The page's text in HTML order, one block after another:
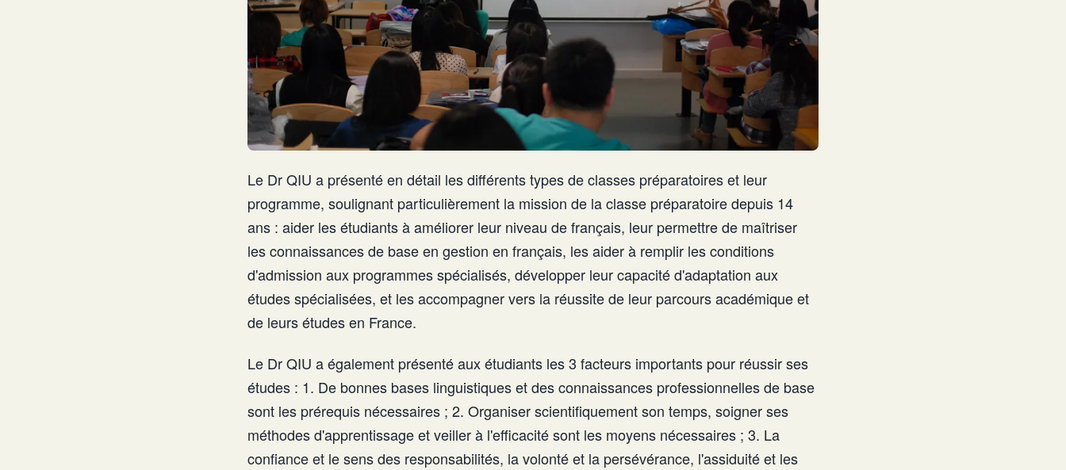
Le Dr QIU a présenté en détail les différents types de classes préparatoires et leur
programme, soulignant particulièrement la mission de la classe préparatoire depuis 14
ans : aider les étudiants à améliorer leur niveau de français, leur permettre de maîtriser
les connaissances de base en gestion en français, les aider à remplir les conditions
d'admission aux programmes spécialisés, développer leur capacité d'adaptation aux
études spécialisées, et les accompagner vers la réussite de leur parcours académique et
de leurs études en France.
Le Dr QIU a également présenté aux étudiants les 3 facteurs importants pour réussir ses
études : 1. De bonnes bases linguistiques et des connaissances professionnelles de base
sont les prérequis nécessaires ; 2. Organiser scientifiquement son temps, soigner ses
méthodes d'apprentissage et veiller à l'efficacité sont les moyens nécessaires ; 3. La
confiance et le sens des responsabilités, la volonté et la persévérance, l'assiduité et les